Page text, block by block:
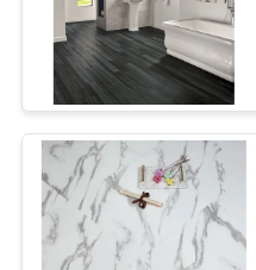
KONTAKT
MIT
UNS
NEUIGKEITEN